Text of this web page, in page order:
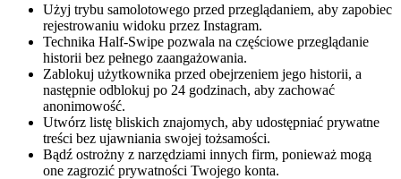
Użyj trybu samolotowego przed przeglądaniem, aby zapobiec
rejestrowaniu widoku przez Instagram.
Technika Half-Swipe pozwala na częściowe przeglądanie
historii bez pełnego zaangażowania.
Zablokuj użytkownika przed obejrzeniem jego historii, a
następnie odblokuj po 24 godzinach, aby zachować
anonimowość.
Utwórz listę bliskich znajomych, aby udostępniać prywatne
treści bez ujawniania swojej tożsamości.
Bądź ostrożny z narzędziami innych firm, ponieważ mogą
one zagrozić prywatności Twojego konta.